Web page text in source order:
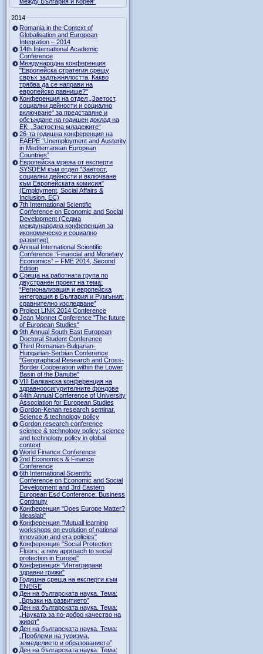
2014
Romania in the Context of
Globalisation and European
Integration – 2014
14th International Academic
Conference
Международна конференция
"Европейска стратегия срещу
свръх задлъжнялостта. Какво
трябва да се направи на
европейско равнище?"
Конференция на отдел „Заетост,
социални дейности и социално
включване“ за представяне и
обсъждане на годишен доклад на
ЕК: „Заетостна младежите“
26-та годишна конференция на
EAEPE “Unemployment and Austerity
in Mediterranean European
Countries”
Eвропейска мрежа от експерти
SYSDEM към отдел "Заетост,
социални дейности и включване
към Европейската комисия"
(Employment, Social Affairs &
Inclusion, ЕС)
7th International Scientific
Conference on Economic and Social
Development (Седма
международна конференция за
икономическо и социално
развитие)
Annual International Scientific
Conference “Financial and Monetary
Economics” – FME 2014, Second
Edition
Среща на работната група по
двустранен проект на тема:
“Регионализация и европейска
интеграция в България и Румъния:
сравнително изследване”
Project LINK 2014 Conference
Jean Monnet Conference "The future
of European Studies"
9th Annual South East European
Doctoral Student Conference
Third Romanian-Bulgarian-
Hungarian-Serbian Conference
"Geographical Research and Cross-
Border Cooperation within the Lower
Basin of the Danube"
VIII Балканска конференция на
здравноосигурителните фондове
44th Annual Conference of University
Association for European Studies
Gordon-Kenan research seminar.
Science & technology policy
Gordon research сonference
science & technology policy: science
and technology policy in global
context
World Finance Conference
2nd Economics & Finance
Conference
6th International Scientific
Conference оn Economic and Social
Development and 3rd Eastern
European Esd Conference: Business
Continuity
Конференция "Does Europe Matter?
Ideaslab"
Конференция "Mutuall learning
workshops on evolution of national
innovation and era policies"
Конференция "Social Protection
Floors: a new approach to social
protection in Europe"
Конференция "Интегрирани
здравни грижи"
Годишна среща на експерти към
ENEGE
Ден на българската наука. Тема:
„Връзки на развитието”
Ден на българската наука. Тема:
„Науката за по-добро качество на
живот”
Ден на българската наука. Тема:
„Проблеми на туризма,
земеделието и образованието”
Ден на българската наука. Тема: